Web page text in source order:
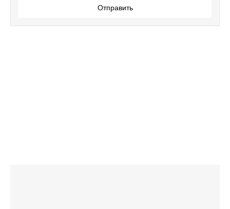
Отправить